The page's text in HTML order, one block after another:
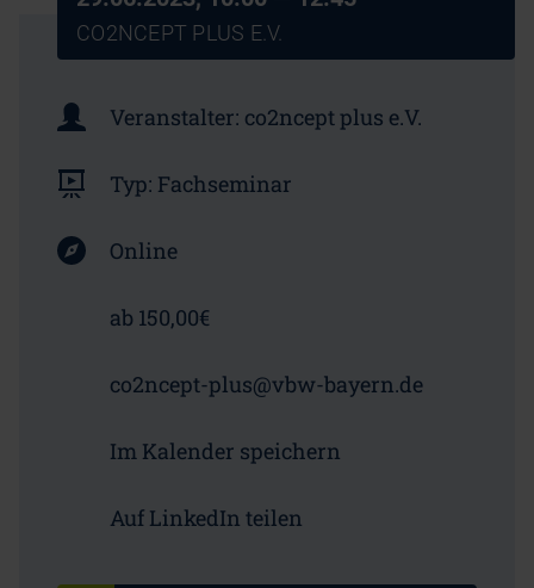
CO2NCEPT PLUS E.V.
Veranstalter: co2ncept plus e.V.
Typ: Fachseminar
Online
ab 150,00€
co2ncept-plus@vbw-bayern.de
Im Kalender speichern
Auf LinkedIn teilen